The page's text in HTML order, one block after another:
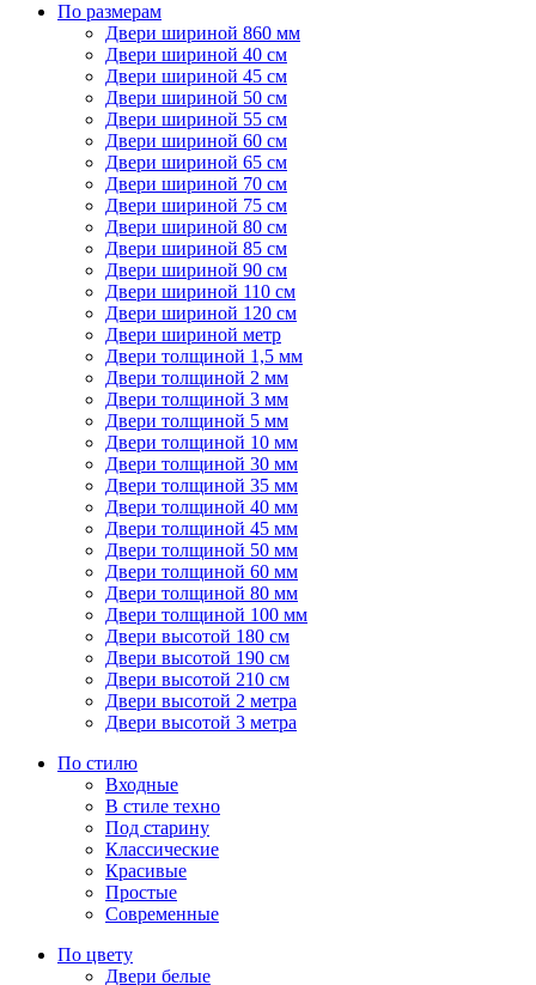
По размерам
Двери шириной 860 мм
Двери шириной 40 см
Двери шириной 45 см
Двери шириной 50 см
Двери шириной 55 см
Двери шириной 60 см
Двери шириной 65 см
Двери шириной 70 см
Двери шириной 75 см
Двери шириной 80 см
Двери шириной 85 см
Двери шириной 90 см
Двери шириной 110 см
Двери шириной 120 см
Двери шириной метр
Двери толщиной 1,5 мм
Двери толщиной 2 мм
Двери толщиной 3 мм
Двери толщиной 5 мм
Двери толщиной 10 мм
Двери толщиной 30 мм
Двери толщиной 35 мм
Двери толщиной 40 мм
Двери толщиной 45 мм
Двери толщиной 50 мм
Двери толщиной 60 мм
Двери толщиной 80 мм
Двери толщиной 100 мм
Двери высотой 180 см
Двери высотой 190 см
Двери высотой 210 см
Двери высотой 2 метра
Двери высотой 3 метра
По стилю
Входные
В стиле техно
Под старину
Классические
Красивые
Простые
Современные
По цвету
Двери белые